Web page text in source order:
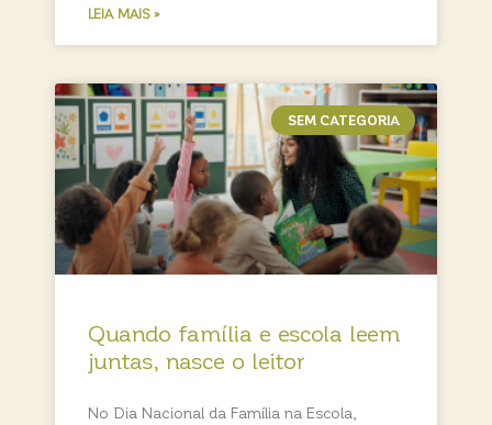
LEIA MAIS »
SEM CATEGORIA
Quando família e escola leem
juntas, nasce o leitor
No Dia Nacional da Família na Escola,